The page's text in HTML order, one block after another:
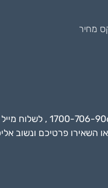
מחיר
או השאירו פרטיכם ונשוב